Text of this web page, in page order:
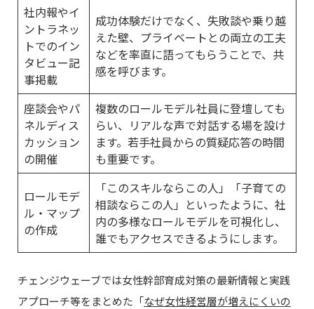
社内報やイ
ントラネッ
トでのイン
タビュー記
事掲載
成功体験だけでなく、失敗談や乗り越
えた壁、プライベートとの両立の工夫
などを率直に語ってもらうことで、共
感を呼びます。
座談会やパ
ネルディス
カッション
の開催
複数のロールモデル社員に登壇しても
らい、リアルな声で対話する場を設け
ます。若手社員からの質疑応答の時間
も重要です。
ロールモデ
ル・マップ
の作成
「このスキルならこの人」「子育ての
相談ならこの人」といったように、社
内の多様なロールモデルを可視化し、
誰でもアクセスできるようにします。
チェンジウェーブでは女性幹部育成対策の最新情報と実践
アプローチ等をまとめた「なぜ女性経営層が増えにくいの